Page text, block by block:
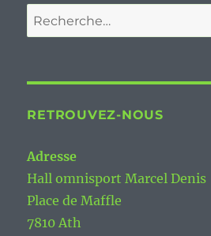
Recherche
pour :
RETROUVEZ-NOUS
Adresse
Hall omnisport Marcel Denis
Place de Maffle
7810 Ath